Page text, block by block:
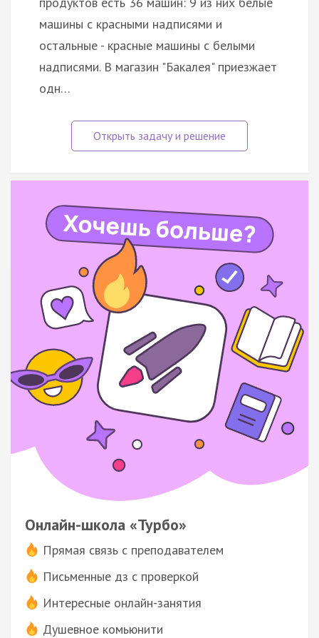
машины с красными надписями и
остальные - красные машины с белыми
надписями. В магазин "Бакалея" приезжает
одн…
Онлайн-школа «Турбо»
Прямая связь с преподавателем
Письменные дз с проверкой
Интересные онлайн-занятия
Душевное комьюнити